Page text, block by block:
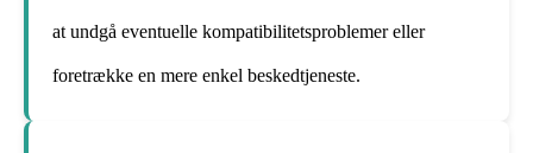
at undgå eventuelle kompatibilitetsproblemer eller
foretrække en mere enkel beskedtjeneste.